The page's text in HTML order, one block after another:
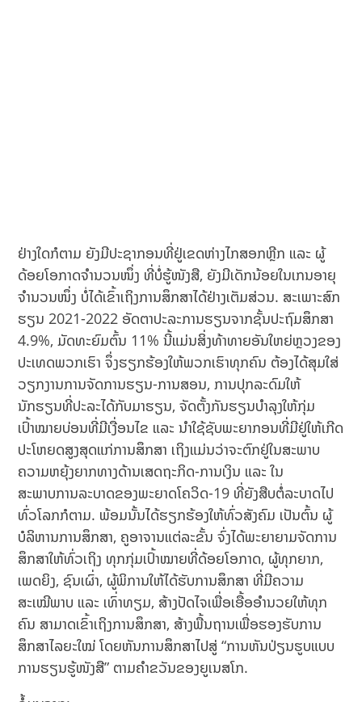
ຢ່າງໃດກໍຕາມ ຍັງມີປະຊາກອນທີ່ຢູ່ເຂດຫ່າງໄກສອກຫຼີກ ແລະ ຜູ້
ດ້ອຍໂອກາດຈຳນວນໜຶ່ງ ທີ່ບໍ່ຮູ້ໜັງສື, ຍັງມີເດັກນ້ອຍໃນເກນອາຍຸ
ຈຳນວນໜຶ່ງ ບໍ່ໄດ້ເຂົ້າເຖິງການສຶກສາໄດ້ຢ່າງເຕັມສ່ວນ. ສະເພາະສົກ
ຮຽນ 2021-2022 ອັດຕາປະລະການຮຽນຈາກຊັ້ນປະຖົມສຶກສາ
4.9%, ມັດທະຍົມຕົ້ນ 11% ນີ້ແມ່ນສິ່ງທ້າທາຍອັນໃຫຍ່ຫຼວງຂອງ
ປະເທດພວກເຮົາ ຈຶ່ງຮຽກຮ້ອງໃຫ້ພວກເຮົາທຸກຄົນ ຕ້ອງໄດ້ສຸມໃສ່
ວຽກງານການຈັດການຮຽນ-ການສອນ, ການປຸກລະດົມໃຫ້
ນັກຮຽນທີ່ປະລະໄດ້ກັບມາຮຽນ, ຈັດຕັ້ງກັນຮຽນບຳລຸງໃຫ້ກຸ່ມ
ເປົ້າໝາຍບ່ອນທີ່ມີເງື່ອນໄຂ ແລະ ນໍາໃຊ້ຊັບພະຍາກອນທີ່ມີຢູ່ໃຫ້ເກີດ
ປະໂຫຍດສູງສຸດແກ່ການສຶກສາ ເຖິງແມ່ນວ່າຈະຕົກຢູ່ໃນສະພາບ
ຄວາມຫຍຸ້ງຍາກທາງດ້ານເສດຖະກິດ-ການເງິນ ແລະ ໃນ
ສະພາບການລະບາດຂອງພະຍາດໂຄວິດ-19 ທີ່ຍັງສືບຕໍ່ລະບາດໄປ
ທົ່ວໂລກກໍຕາມ. ພ້ອມນັ້ນໄດ້ຮຽກຮ້ອງໃຫ້ທົ່ວສັງຄົມ ເປັນຕົ້ນ ຜູ້
ບໍລິຫານການສຶກສາ, ຄູອາຈານແຕ່ລະຂັ້ນ ຈົ່ງໄດ້ພະຍາຍາມຈັດການ
ສຶກສາໃຫ້ທົ່ວເຖິງ ທຸກກຸ່ມເປົ້າໝາຍທີ່ດ້ອຍໂອກາດ, ຜູ້ທຸກຍາກ,
ເພດຍິງ, ຊົນເຜົ່າ, ຜູ້ພິການໃຫ້ໄດ້ຮັບການສຶກສາ ທີ່ມີຄວາມ
ສະເໝີພາບ ແລະ ເທົ່າທຽມ, ສ້າງປັດໄຈເພື່ອເອື້ອອຳນວຍໃຫ້ທຸກ
ຄົນ ສາມາດເຂົ້າເຖິງການສຶກສາ, ສ້າງພື້ນຖານເພື່ອຮອງຮັບການ
ສຶກສາໄລຍະໃໝ່ ໂດຍຫັນການສຶກສາໄປສູ່ “ການຫັນປ່ຽນຮູບແບບ
ການຮຽນຮູ້ໜັງສື” ຕາມຄໍາຂວັນຂອງຍູເນສໂກ.